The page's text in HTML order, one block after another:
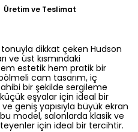
Üretim ve Teslimat
dikkat çeken Hudson
ve üst kısmındaki
estetik hem pratik bir
cam tasarım, iç
bir şekilde sergileme
eşyalar için ideal bir
geniş yapısıyla büyük ekran
model, salonlarda klasik ve
için ideal bir tercihtir.